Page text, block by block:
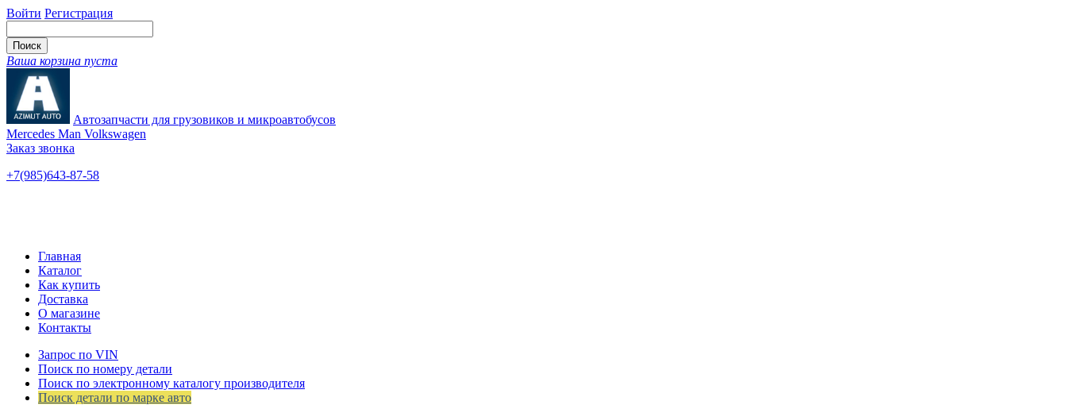
Войти Регистрация
Ваша корзина пуста
Автозапчасти для грузовиков и микроавтобусов
Mercedes Man Volkswagen
Заказ звонка
+7(985)643-87-58
Главная
Каталог
Как купить
Доставка
О магазине
Контакты
Запрос по VIN
Поиск по номеру детали
Поиск по электронному каталогу производителя
Поиск детали по марке авто